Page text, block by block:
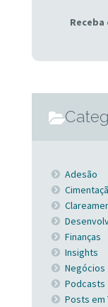
Adesão
Finanças
Insights
Negócios
Podcasts
Posts em